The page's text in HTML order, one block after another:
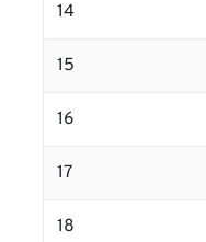
14
15
16
17
18